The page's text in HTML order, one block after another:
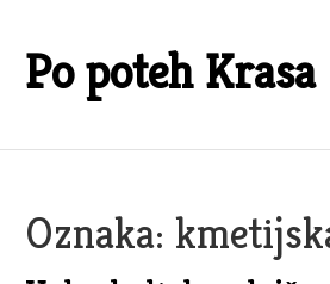
Po poteh Krasa
Oznaka: